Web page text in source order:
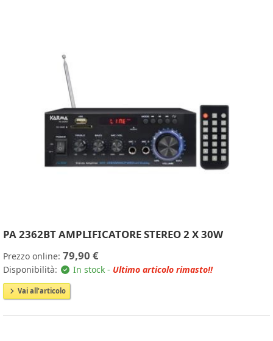
PA 2362BT AMPLIFICATORE STEREO 2 X 30W
Prezzo online: 79,90 €
Disponibilità: In stock - Ultimo articolo rimasto!!
Vai all'articolo